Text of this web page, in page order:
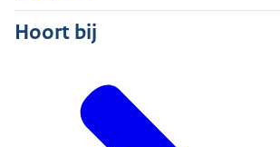
Hoort bij